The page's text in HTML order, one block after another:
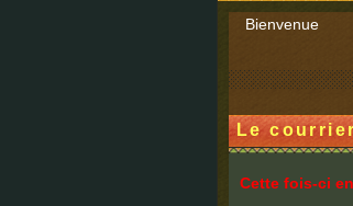
Bienvenue
Le
Cette fois-ci